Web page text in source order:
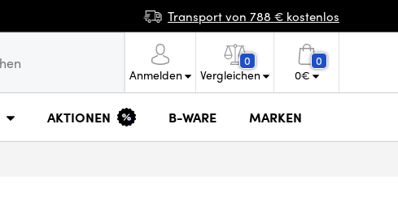
Transport von 788 € kostenlos
Anmelden
0
Vergleichen
0
0€
AKTIONEN B-WARE MARKEN